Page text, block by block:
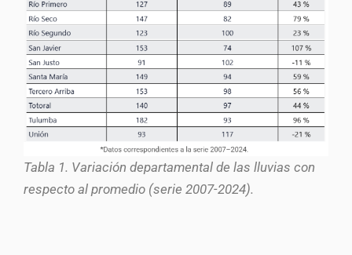
Tabla 1. Variación departamental de las lluvias con
respecto al promedio (serie 2007-2024).